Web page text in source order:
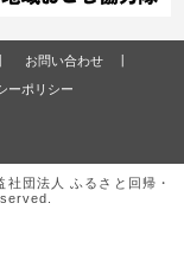
お問い合わせ
ーポリシー
団法人 ふるさと回帰・